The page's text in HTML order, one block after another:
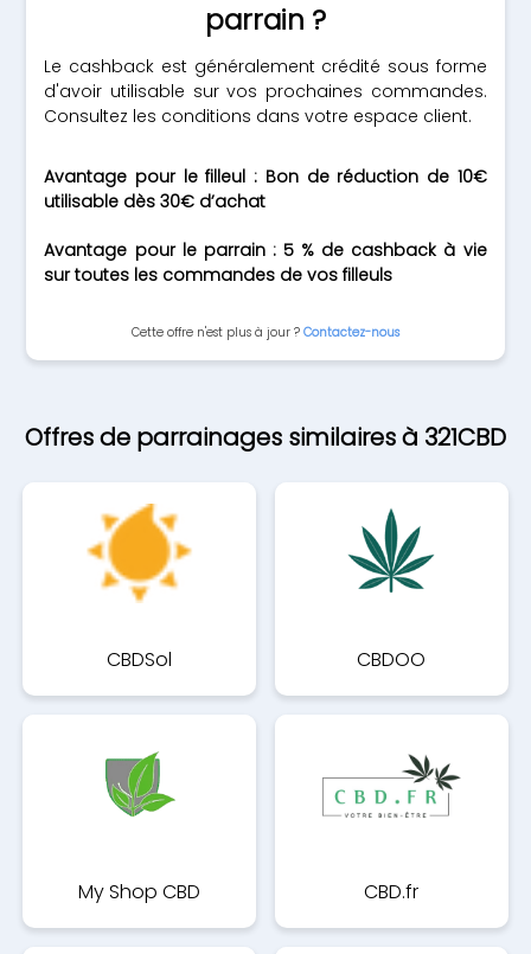
parrain ?
Le cashback est généralement crédité sous forme
d'avoir utilisable sur vos prochaines commandes.
Consultez les conditions dans votre espace client.
Avantage pour le filleul : Bon de réduction de 10€
utilisable dès 30€ d’achat
Avantage pour le parrain : 5 % de cashback à vie
sur toutes les commandes de vos filleuls
Cette offre n'est plus à jour ? Contactez-nous
Offres de parrainages similaires à 321CBD
CBDSol CBDOO
My Shop CBD CBD.fr